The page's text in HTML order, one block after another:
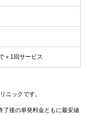
＋1回サービス
ニックです。
了後の単発料金ともに最安値